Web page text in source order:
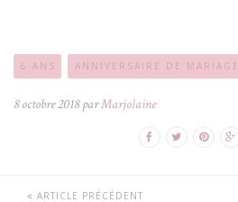
6 ANS ANNIVERSAIRE DE MARIAGE
8 octobre 2018 parMarjolaine
ARTICLE PRÉCÉDENT